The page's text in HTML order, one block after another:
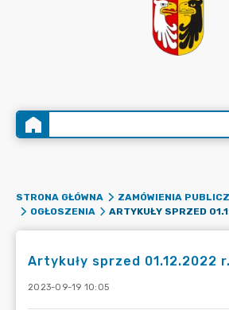
STRONA GŁÓWNA ZAMÓWIENIA
OGŁOSZENIA
ARTYKUŁY SPRZED
Artykuły sprzed 01.12.2022 r.
2023-09-19 10:05